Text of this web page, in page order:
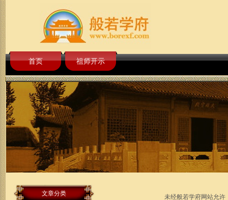
首页 祖师开示
文章分类 未经般若学府网站允许